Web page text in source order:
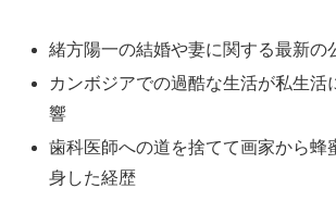
緒方陽一の結婚や妻に関する最新の
カンボジアでの過酷な生活が私生活
響
歯科医師への道を捨てて画家から蜂
身した経歴